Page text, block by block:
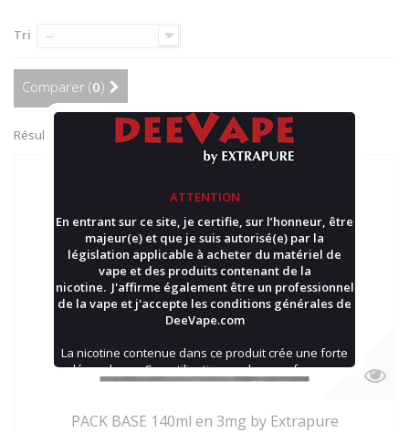
ATTENTION
En entrant sur ce site, je certifie, sur l’honneur, être
majeur(e) et que je suis autorisé(e) par la
législation applicable à acheter du matériel de
vape et des produits contenant de la
nicotine. J'affirme également être un professionnel
de la vape et j'accepte les conditions générales de
DeeVape.com
La nicotine contenue dans ce produit crée une forte
dépendance. Son utilisation par les non-fumeurs
n'est pas recommandée.
Tri --
Comparer (0)
Résultats 1 - 1 sur 1.
PACK BASE 140ml en 3mg by Extrapure